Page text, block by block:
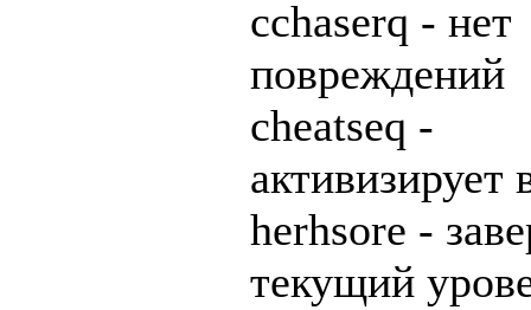
cchaserq - нет
повреждений
cheatseq -
активизирует
herhsore -
текущий